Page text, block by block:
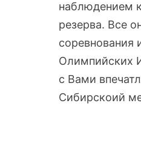
наблюдением
резерва. Все
соревнования
Олимпийских
с Вами
Сибирскоий